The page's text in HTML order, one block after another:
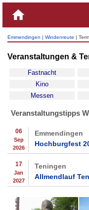
Emmendingen | Windenreute |
Veranstaltungen &
Fastnacht
Kino
Messen
Veranstaltungstipps
06
Sep
2026
Emmendingen
Hochburgfest
17
Jan
2027
Teningen
Allmendlauf